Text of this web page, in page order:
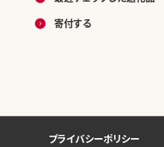
寄付する
プライバシーポリシー